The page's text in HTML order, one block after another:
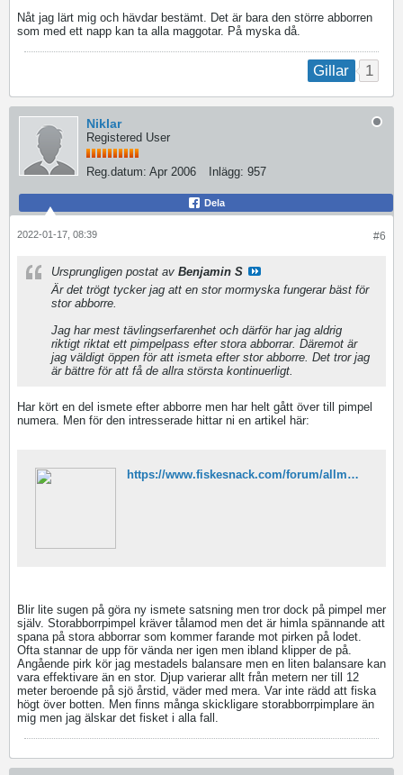
Nåt jag lärt mig och hävdar bestämt. Det är bara den större abborren
som med ett napp kan ta alla maggotar. På myska då.
Gillar 1
Niklar
Registered User
Reg.datum: Apr 2006 Inlägg: 957
Dela
#6
2022-01-17, 08:39
Ursprungligen postat av Benjamin S
Är det trögt tycker jag att en stor mormyska fungerar bäst för
stor abborre.
Jag har mest tävlingserfarenhet och därför har jag aldrig
riktigt riktat ett pimpelpass efter stora abborrar. Däremot är
jag väldigt öppen för att ismeta efter stor abborre. Det tror jag
är bättre för att få de allra största kontinuerligt.
Har kört en del ismete efter abborre men har helt gått över till pimpel
numera. Men för den intresserade hittar ni en artikel här:
https://www.fiskesnack.com/forum/allm%C3%A4nt/artiklar/133384-ismete-efter-abborre-av-niklar-vinnare-i-artikelt%C3%A4vlingen
Blir lite sugen på göra ny ismete satsning men tror dock på pimpel mer
själv. Storabborrpimpel kräver tålamod men det är himla spännande att
spana på stora abborrar som kommer farande mot pirken på lodet.
Ofta stannar de upp för vända ner igen men ibland klipper de på.
Angående pirk kör jag mestadels balansare men en liten balansare kan
vara effektivare än en stor. Djup varierar allt från metern ner till 12
meter beroende på sjö årstid, väder med mera. Var inte rädd att fiska
högt över botten. Men finns många skickligare storabborrpimplare än
mig men jag älskar det fisket i alla fall.